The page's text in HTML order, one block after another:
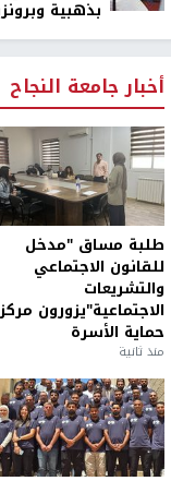
بذهبية
أخبار جامعة النجاح
طلبة مساق "مدخل
للقانون الاجتماعي
والتشريعات
الاجتماعية"يزورون مركز
حماية الأسرة
منذ ثانية